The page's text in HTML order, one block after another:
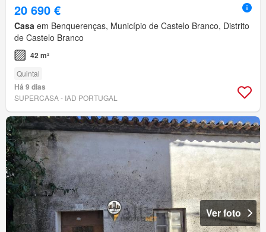
20 690 €
Casa em Benquerenças, Município de Castelo Branco, Distrito
de Castelo Branco
42 m²
Quintal
Há 9 dias
SUPERCASA - IAD PORTUGAL
Ver foto